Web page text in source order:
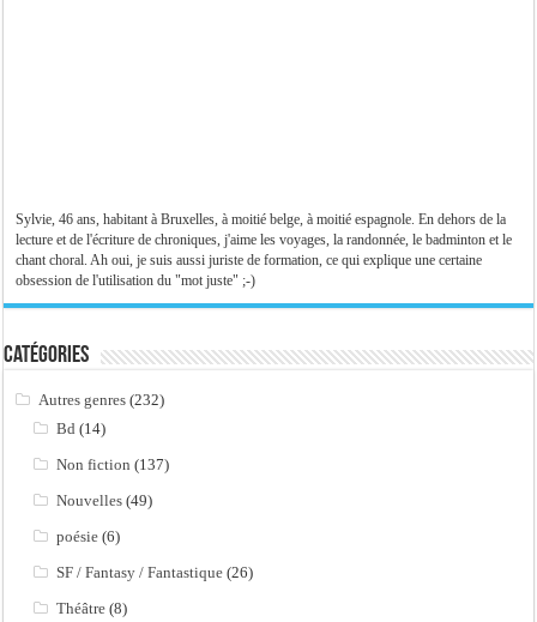
Sylvie, 46 ans, habitant à Bruxelles, à moitié belge, à moitié espagnole. En dehors de la
lecture et de l'écriture de chroniques, j'aime les voyages, la randonnée, le badminton et le
chant choral. Ah oui, je suis aussi juriste de formation, ce qui explique une certaine
obsession de l'utilisation du "mot juste" ;-)
Catégories
Autres genres (232)
Bd (14)
Non fiction (137)
Nouvelles (49)
poésie (6)
SF / Fantasy / Fantastique (26)
Théâtre (8)